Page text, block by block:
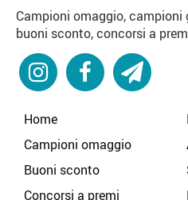
Campioni omaggio,
buoni sconto, concorsi a
Home
Campioni omaggio
Buoni sconto
Concorsi a premi